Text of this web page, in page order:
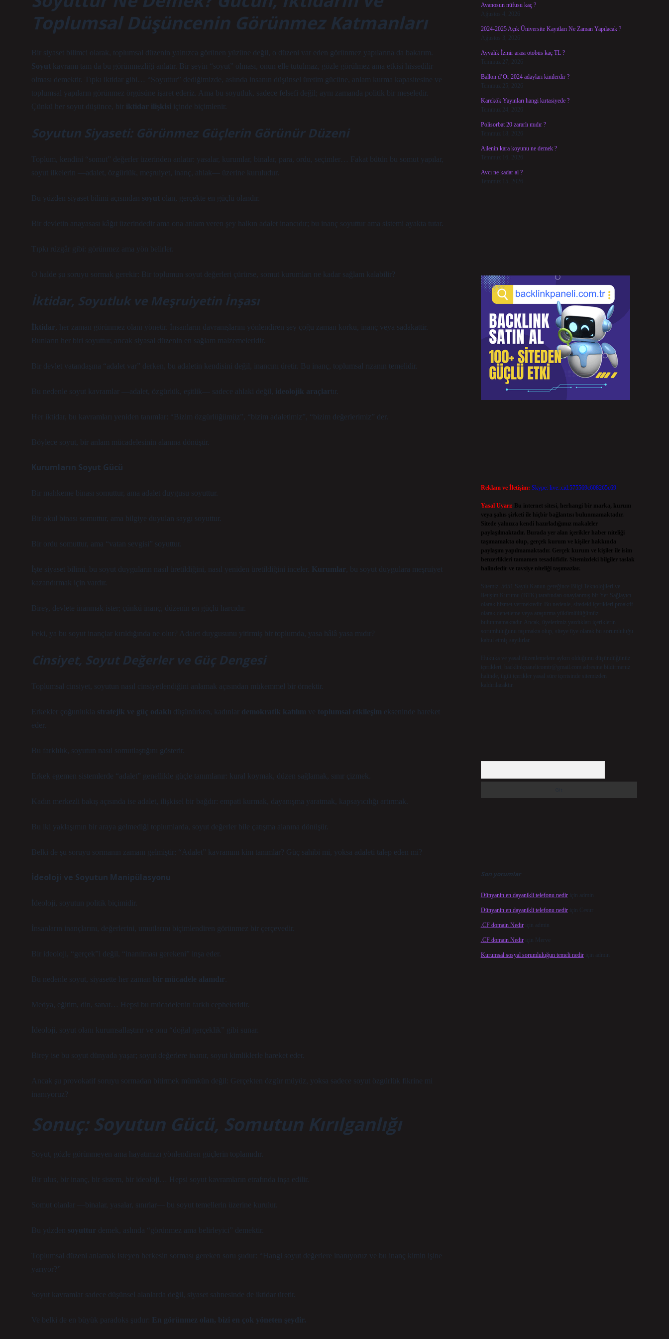
Toplumsal Düşüncenin Görünmez Katmanları
Bir siyaset bilimci olarak, toplumsal düzenin yalnızca görünen yüzüne değil, o düzeni var eden görünmez yapılarına da bakarım.
Soyut kavramı tam da bu görünmezliği anlatır. Bir şeyin “soyut” olması, onun elle tutulmaz, gözle görülmez ama etkisi hissedilir
olması demektir. Tıpkı iktidar gibi… “Soyuttur” dediğimizde, aslında insanın düşünsel üretim gücüne, anlam kurma kapasitesine ve
toplumsal yapıların görünmez örgüsüne işaret ederiz. Ama bu soyutluk, sadece felsefi değil; aynı zamanda politik bir meseledir.
Çünkü her soyut düşünce, bir iktidar ilişkisi içinde biçimlenir.
Soyutun Siyaseti: Görünmez Güçlerin Görünür Düzeni
Toplum, kendini “somut” değerler üzerinden anlatır: yasalar, kurumlar, binalar, para, ordu, seçimler… Fakat bütün bu somut yapılar,
soyut ilkelerin —adalet, özgürlük, meşruiyet, inanç, ahlak— üzerine kuruludur.
Bu yüzden siyaset bilimi açısından soyut olan, gerçekte en güçlü olandır.
Bir devletin anayasası kâğıt üzerindedir ama ona anlam veren şey halkın adalet inancıdır; bu inanç soyuttur ama sistemi ayakta tutar.
Tıpkı rüzgâr gibi: görünmez ama yön belirler.
O halde şu soruyu sormak gerekir: Bir toplumun soyut değerleri çürürse, somut kurumları ne kadar sağlam kalabilir?
İktidar, Soyutluk ve Meşruiyetin İnşası
İktidar, her zaman görünmez olanı yönetir. İnsanların davranışlarını yönlendiren şey çoğu zaman korku, inanç veya sadakattir.
Bunların her biri soyuttur, ancak siyasal düzenin en sağlam malzemeleridir.
Bir devlet vatandaşına “adalet var” derken, bu adaletin kendisini değil, inancını üretir. Bu inanç, toplumsal rızanın temelidir.
Bu nedenle soyut kavramlar —adalet, özgürlük, eşitlik— sadece ahlaki değil, ideolojik araçlartır.
Her iktidar, bu kavramları yeniden tanımlar: “Bizim özgürlüğümüz”, “bizim adaletimiz”, “bizim değerlerimiz” der.
Böylece soyut, bir anlam mücadelesinin alanına dönüşür.
Kurumların Soyut Gücü
Bir mahkeme binası somuttur, ama adalet duygusu soyuttur.
Bir okul binası somuttur, ama bilgiye duyulan saygı soyuttur.
Bir ordu somuttur, ama “vatan sevgisi” soyuttur.
İşte siyaset bilimi, bu soyut duyguların nasıl üretildiğini, nasıl yeniden üretildiğini inceler. Kurumlar, bu soyut duygulara meşruiyet
kazandırmak için vardır.
Birey, devlete inanmak ister; çünkü inanç, düzenin en güçlü harcıdır.
Peki, ya bu soyut inançlar kırıldığında ne olur? Adalet duygusunu yitirmiş bir toplumda, yasa hâlâ yasa mıdır?
Cinsiyet, Soyut Değerler ve Güç Dengesi
Toplumsal cinsiyet, soyutun nasıl cinsiyetlendiğini anlamak açısından mükemmel bir örnektir.
Erkekler çoğunlukla stratejik ve güç odaklı düşünürken, kadınlar demokratik katılım ve toplumsal etkileşim ekseninde hareket
eder.
Bu farklılık, soyutun nasıl somutlaştığını gösterir.
Erkek egemen sistemlerde “adalet” genellikle güçle tanımlanır: kural koymak, düzen sağlamak, sınır çizmek.
Kadın merkezli bakış açısında ise adalet, ilişkisel bir bağdır: empati kurmak, dayanışma yaratmak, kapsayıcılığı artırmak.
Bu iki yaklaşımın bir araya gelmediği toplumlarda, soyut değerler bile çatışma alanına dönüşür.
Belki de şu soruyu sormanın zamanı gelmiştir: “Adalet” kavramını kim tanımlar? Güç sahibi mi, yoksa adaleti talep eden mi?
İdeoloji ve Soyutun Manipülasyonu
İdeoloji, soyutun politik biçimidir.
İnsanların inançlarını, değerlerini, umutlarını biçimlendiren görünmez bir çerçevedir.
Bir ideoloji, “gerçek”i değil, “inanılması gerekeni” inşa eder.
Bu nedenle soyut, siyasette her zaman bir mücadele alanıdır
Medya, eğitim, din, sanat… Hepsi bu mücadelenin farklı cepheleridir.
İdeoloji, soyut olanı kurumsallaştırır ve onu “doğal gerçeklik” gibi sunar.
Birey ise bu soyut dünyada yaşar; soyut değerlere inanır, soyut kimliklerle hareket eder.
Ancak şu provokatif soruyu sormadan bitirmek mümkün değil: Gerçekten özgür müyüz, yoksa sadece soyut özgürlük fikrine mi
inanıyoruz?
Sonuç: Soyutun Gücü, Somutun Kırılganlığı
Soyut, gözle görünmeyen ama hayatımızı yönlendiren güçlerin toplamıdır.
Bir ulus, bir inanç, bir sistem, bir ideoloji… Hepsi soyut kavramların etrafında inşa edilir.
Somut olanlar —binalar, yasalar, sınırlar— bu soyut temellerin üzerine kurulur.
Bu yüzden soyuttur demek, aslında “görünmez ama belirleyici” demektir.
Toplumsal düzeni anlamak isteyen herkesin sorması gereken soru şudur: “Hangi soyut değerlere inanıyoruz ve bu inanç kimin işine
yarıyor?”
Soyut kavramlar sadece düşünsel alanlarda değil, siyaset sahnesinde de iktidar üretir.
Ve belki de en büyük paradoks şudur: En görünmez olan, bizi en çok yöneten şeydir.
Avanosun nüfusu kaç ?
Ağustos 4, 2026
2024-2025 Açık Üniversite Kayıtları Ne Zaman Yapılacak ?
Ağustos 3, 2026
Ayvalık İzmir arası otobüs kaç TL ?
Temmuz 27, 2026
Ballon d’Or 2024 adayları kimlerdir ?
Temmuz 25, 2026
Karekök Yayınları hangi kırtasiyede ?
Temmuz 24, 2026
Polisorbat 20 zararlı mıdır ?
Temmuz 18, 2026
Ailenin kara koyunu ne demek ?
Temmuz 16, 2026
Avcı ne kadar al ?
Temmuz 15, 2026
Reklam ve İletişim: Skype: live:.cid.575569c608265c69
Yasal Uyarı:
Bu internet sitesi, herhangi bir marka, kurum
veya şahıs şirketi ile hiçbir bağlantısı bulunmamaktadır.
Sitede yalnızca kendi hazırladığımız makaleler
paylaşılmaktadır. Burada yer alan içerikler haber niteliği
taşımamakta olup, gerçek kurum ve kişiler hakkında
paylaşım yapılmamaktadır. Gerçek kurum ve kişiler ile isim
benzerlikleri tamamen tesadüfidir. Sitemizdeki bilgiler taslak
halindedir ve tavsiye niteliği taşımazlar.
Sitemiz, 5651 Sayılı Kanun gereğince Bilgi Teknolojileri ve
İletişim Kurumu (BTK) tarafından onaylanmış bir Yer Sağlayıcı
olarak hizmet vermektedir. Bu nedenle, sitedeki içerikleri proaktif
olarak denetleme veya araştırma yükümlülüğümüz
bulunmamaktadır. Ancak, üyelerimiz yazdıkları içeriklerin
sorumluluğunu taşımakta olup, siteye üye olarak bu sorumluluğu
kabul etmiş sayılırlar.
Hukuka ve yasal düzenlemelere aykırı olduğunu düşündüğünüz
içerikleri,
backlinkpanelicomtr@gmail.com adresine bildirmeniz
halinde, ilgili içerikler yasal süre içerisinde sitemizden
kaldırılacaktır.
Son yorumlar
Dünyanin en dayanikli telefonu nediriçin admin
Dünyanin en dayanikli telefonu nediriçin Cesur
.CF domain Nediriçin admin
.CF domain Nediriçin Merve
Kurumsal sosyal sorumluluğun temeli nediriçin admin